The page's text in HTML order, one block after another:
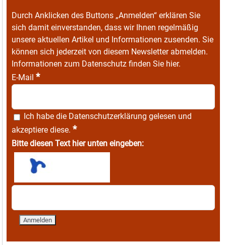
Durch Anklicken des Buttons „Anmelden“ erklären Sie
sich damit einverstanden, dass wir Ihnen regelmäßig
unsere aktuellen Artikel und Informationen zusenden. Sie
können sich jederzeit von diesem Newsletter abmelden.
Informationen zum Datenschutz finden Sie hier.
E-Mail *
Ich habe die Datenschutzerklärung gelesen und
akzeptiere diese. *
Bitte diesen Text hier unten eingeben: